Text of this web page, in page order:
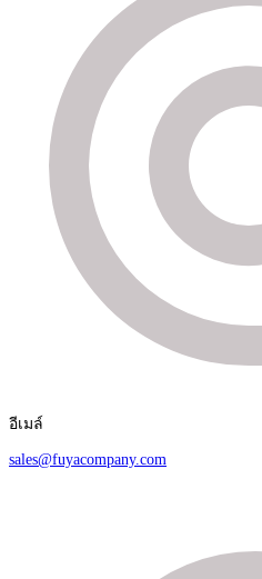
อีเมล์
sales@fuyacompany.com